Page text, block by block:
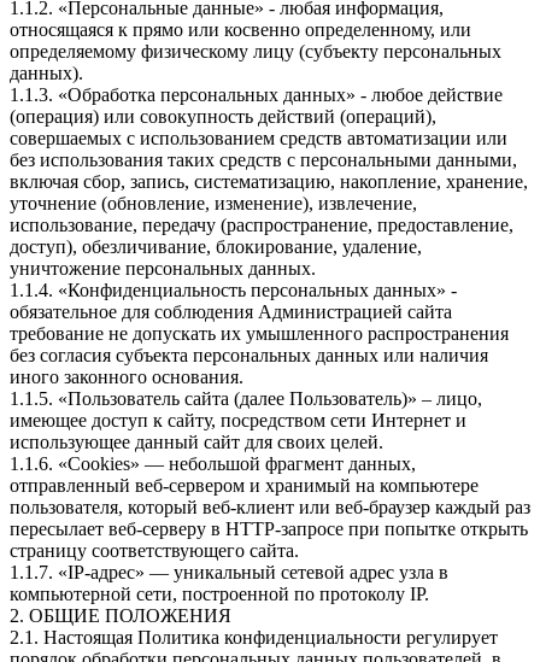
1.1.2. «Персональные данные» - любая информация,
относящаяся к прямо или косвенно определенному, или
определяемому физическому лицу (субъекту персональных
данных).
1.1.3. «Обработка персональных данных» - любое действие
(операция) или совокупность действий (операций),
совершаемых с использованием средств автоматизации или
без использования таких средств с персональными данными,
включая сбор, запись, систематизацию, накопление, хранение,
уточнение (обновление, изменение), извлечение,
использование, передачу (распространение, предоставление,
доступ), обезличивание, блокирование, удаление,
уничтожение персональных данных.
1.1.4. «Конфиденциальность персональных данных» -
обязательное для соблюдения Администрацией сайта
требование не допускать их умышленного распространения
без согласия субъекта персональных данных или наличия
иного законного основания.
1.1.5. «Пользователь сайта (далее Пользователь)» – лицо,
имеющее доступ к сайту, посредством сети Интернет и
использующее данный сайт для своих целей.
1.1.6. «Cookies» — небольшой фрагмент данных,
отправленный веб-сервером и хранимый на компьютере
пользователя, который веб-клиент или веб-браузер каждый раз
пересылает веб-серверу в HTTP-запросе при попытке открыть
страницу соответствующего сайта.
1.1.7. «IP-адрес» — уникальный сетевой адрес узла в
компьютерной сети, построенной по протоколу IP.
2. ОБЩИЕ ПОЛОЖЕНИЯ
2.1. Настоящая Политика конфиденциальности регулирует